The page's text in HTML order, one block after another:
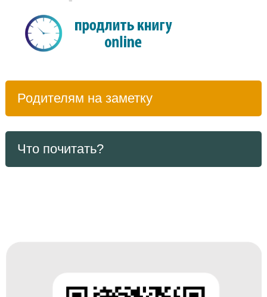
Родителям на заметку
Что почитать?